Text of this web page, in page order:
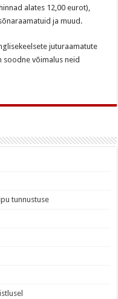
alates 12,00 eurot),
ja muud.
juturaamatute
soodne võimalus neid
tunnustuse